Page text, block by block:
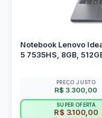
Notebook Lenovo
5 7535HS, 8GB,
PREÇO JUSTO
R$ 3.300,00
SUPER OFERTA
R$ 3.100,00